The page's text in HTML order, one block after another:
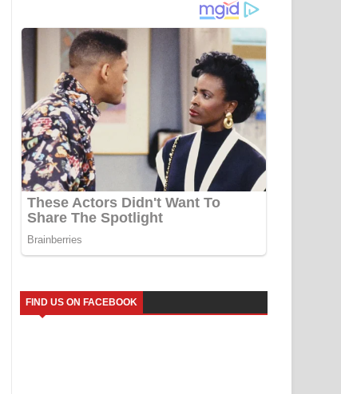
FIND US ON FACEBOOK